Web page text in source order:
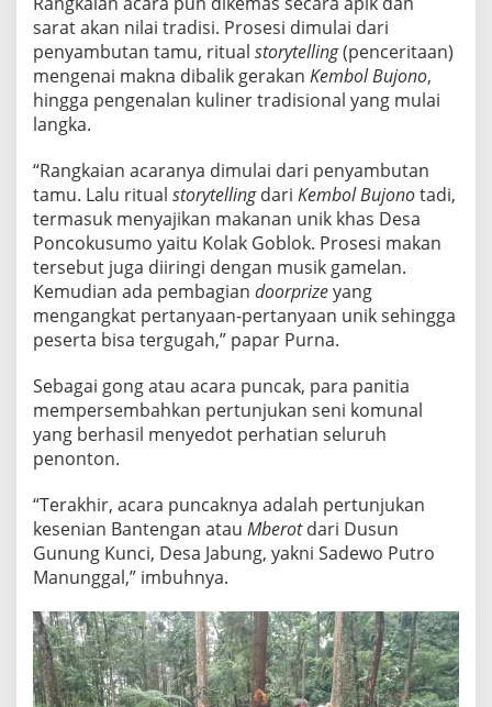
sarat akan nilai tradisi. Prosesi dimulai dari
penyambutan tamu, ritual storytelling(penceritaan)
mengenai makna dibalik gerakan Kembol Bujono,
hingga pengenalan kuliner tradisional yang mulai
langka.
“Rangkaian acaranya dimulai dari penyambutan
tamu. Lalu ritual storytellingdari Kembol Bujonotadi,
termasuk menyajikan makanan unik khas Desa
Poncokusumo yaitu Kolak Goblok. Prosesi makan
tersebut juga diiringi dengan musik gamelan.
Kemudian ada pembagian doorprizeyang
mengangkat pertanyaan-pertanyaan unik sehingga
peserta bisa tergugah,” papar Purna.
Sebagai gong atau acara puncak, para panitia
mempersembahkan pertunjukan seni komunal
yang berhasil menyedot perhatian seluruh
penonton.
“Terakhir, acara puncaknya adalah pertunjukan
kesenian Bantengan atau Mberotdari Dusun
Gunung Kunci, Desa Jabung, yakni Sadewo Putro
Manunggal,” imbuhnya.